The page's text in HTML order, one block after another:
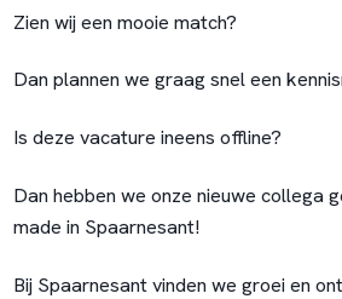
Zien wij een mooie match?
Dan plannen we graag snel een
Is deze vacature ineens offline?
Dan hebben we onze nieuwe collega
made in Spaarnesant!
Bij Spaarnesant vinden we groei en